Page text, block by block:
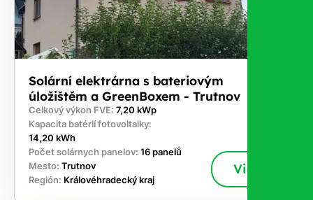
Solární elektrárna s bateriovým
úložištěm a GreenBoxem - Trutnov
Celkový výkon FVE: 7,20 kWp
Kapacita batérií fotovoltaiky:
14,20 kWh
Počet solárnych panelov: 16 panelů
Mesto: Trutnov
Región: Královéhradecký kraj
Viac